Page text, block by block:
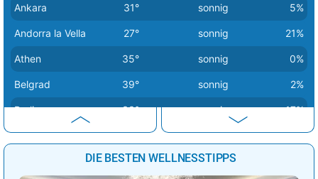
Ankara 31° sonnig 5%
Andorra la Vella 27° sonnig 21%
Athen 35° sonnig 0%
Belgrad 39° sonnig 2%
Berlin 33° sonnig 17%
Bern 30° Regenschauer 46%
31° sonnig
DIE BESTEN WELLNESSTIPPS